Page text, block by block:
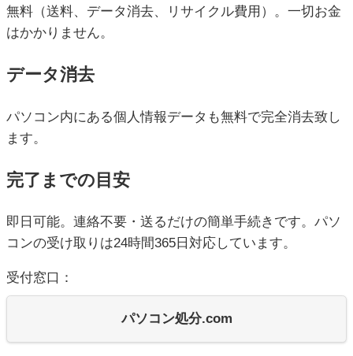
無料（送料、データ消去、リサイクル費用）。一切お金
はかかりません。
データ消去
パソコン内にある個人情報データも無料で完全消去致し
ます。
完了までの目安
即日可能。連絡不要・送るだけの簡単手続きです。パソ
コンの受け取りは24時間365日対応しています。
受付窓口：
パソコン処分.com